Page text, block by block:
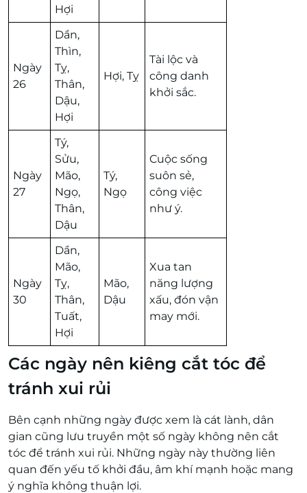
Hợi
Ngày
26
Dần,
Thìn,
Tỵ,
Thân,
Dậu,
Hợi
Hợi, Tỵ
Tài lộc và
công danh
khởi sắc.
Ngày
27
Tý,
Sửu,
Mão,
Ngọ,
Thân,
Dậu
Tý,
Ngọ
Cuộc sống
suôn sẻ,
công việc
như ý.
Ngày
30
Dần,
Mão,
Tỵ,
Thân,
Tuất,
Hợi
Mão,
Dậu
Xua tan
năng lượng
xấu, đón vận
may mới.
Các ngày nên kiêng cắt tóc để
tránh xui rủi
Bên cạnh những ngày được xem là cát lành, dân
gian cũng lưu truyền một số ngày không nên cắt
tóc để tránh xui rủi. Những ngày này thường liên
quan đến yếu tố khởi đầu, âm khí mạnh hoặc mang
ý nghĩa không thuận lợi.